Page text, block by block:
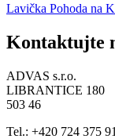
Lavička Pohoda na
Kontaktujte
ADVAS s.r.o.
LIBRANTICE 180
503 46
Tel.: +420 724 375